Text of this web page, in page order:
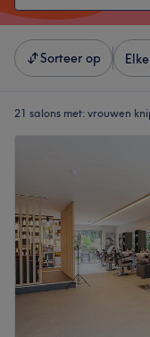
Sorteer op
21 salons met: vrouwen